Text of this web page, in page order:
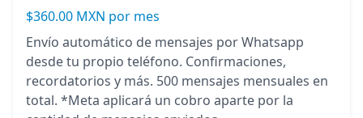
$360.00 MXN por mes
Envío automático de mensajes por Whatsapp
desde tu propio teléfono. Confirmaciones,
recordatorios y más. 500 mensajes mensuales en
total. *Meta aplicará un cobro aparte por la